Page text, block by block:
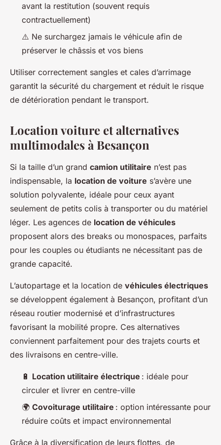
avant la restitution (souvent requis
contractuellement)
⚠️ Ne surchargez jamais le véhicule afin de
préserver le châssis et vos biens
Utiliser correctement sangles et cales d’arrimage
garantit la sécurité du chargement et réduit le risque
de détérioration pendant le transport.
Location voiture et alternatives
multimodales à Besançon
Si la taille d’un grand camion utilitaire n’est pas
indispensable, la location de voiture s’avère une
solution polyvalente, idéale pour ceux ayant
seulement de petits colis à transporter ou du matériel
léger. Les agences de location de véhicules
proposent alors des breaks ou monospaces, parfaits
pour les couples ou étudiants ne nécessitant pas de
grande capacité.
L’autopartage et la location de véhicules électriques
se développent également à Besançon, profitant d’un
réseau routier modernisé et d’infrastructures
favorisant la mobilité propre. Ces alternatives
conviennent parfaitement pour des trajets courts et
des livraisons en centre-ville.
🔋 Location utilitaire électrique : idéale pour
circuler et livrer en centre-ville
🌍 Covoiturage utilitaire : option intéressante pour
réduire coûts et impact environnemental
Grâce à la diversification de leurs flottes, de